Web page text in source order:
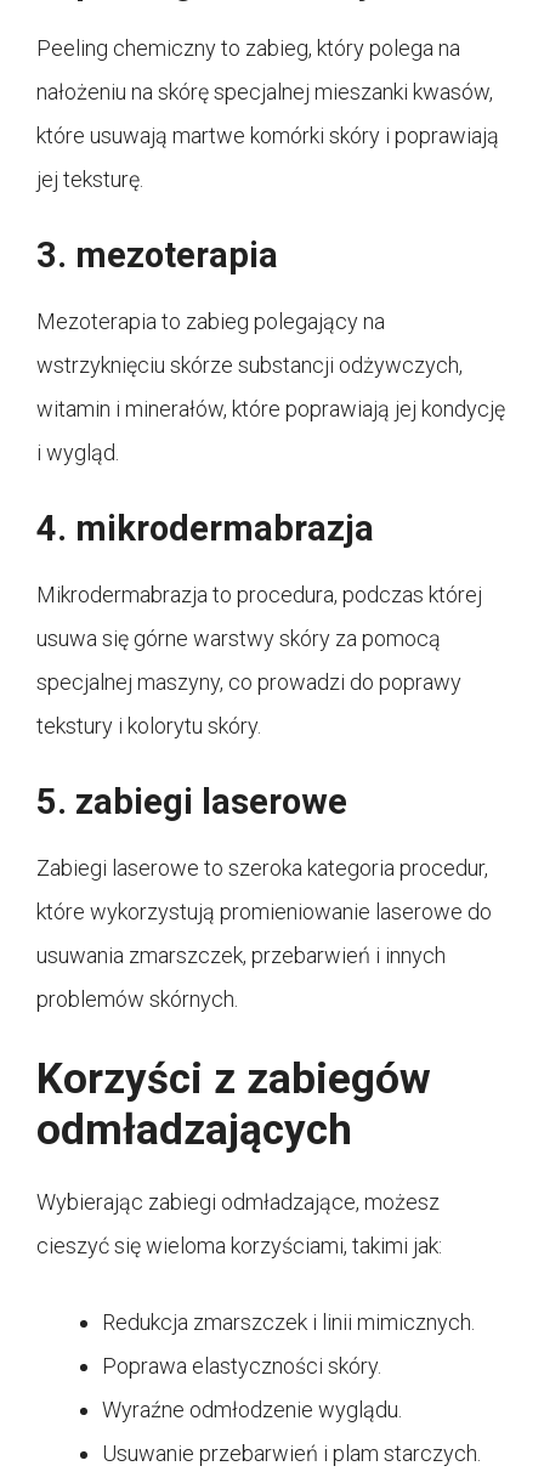
Peeling chemiczny to zabieg, który polega na
nałożeniu na skórę specjalnej mieszanki kwasów,
które usuwają martwe komórki skóry i poprawiają
jej teksturę.
3. mezoterapia
Mezoterapia to zabieg polegający na
wstrzyknięciu skórze substancji odżywczych,
witamin i minerałów, które poprawiają jej kondycję
i wygląd.
4. mikrodermabrazja
Mikrodermabrazja to procedura, podczas której
usuwa się górne warstwy skóry za pomocą
specjalnej maszyny, co prowadzi do poprawy
tekstury i kolorytu skóry.
5. zabiegi laserowe
Zabiegi laserowe to szeroka kategoria procedur,
które wykorzystują promieniowanie laserowe do
usuwania zmarszczek, przebarwień i innych
problemów skórnych.
Korzyści z zabiegów
odmładzających
Wybierając zabiegi odmładzające, możesz
cieszyć się wieloma korzyściami, takimi jak:
Redukcja zmarszczek i linii mimicznych.
Poprawa elastyczności skóry.
Wyraźne odmłodzenie wyglądu.
Usuwanie przebarwień i plam starczych.